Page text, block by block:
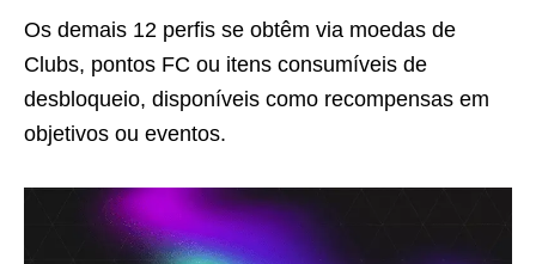
Os demais 12 perfis se obtêm via moedas de
Clubs, pontos FC ou itens consumíveis de
desbloqueio, disponíveis como recompensas em
objetivos ou eventos.